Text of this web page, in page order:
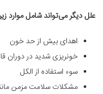
علل دیگر می‌تواند شامل موارد
اهدای بیش از حد خون
خونریزی شدید در دوران
سوء استفاده از الکل
مشکلات سلامت مزمن